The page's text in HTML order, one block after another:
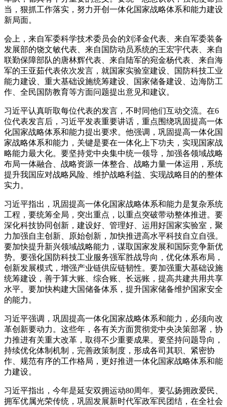
当，狠抓工作落实，努力开创一体化国家战略体系和能力建设
新局面。
会上，来自军委科学技术委员会的刘泽金代表、来自军委装备
发展部的饶文敏代表、来自国防动员系统的王宏宇代表、来自
联勤保障部队的唐林辉代表、来自陆军的宛金杨代表、来自海
军的王亚茹代表依次发言，就国家实验室建设、国防科技工业
能力建设、重大基础设施统筹建设、国家储备建设、边海防工
作、全民国防教育等方面问题提出意见和建议。
习近平认真听取每位代表的发言，不时同他们互动交流。在6
位代表发言后，习近平发表重要讲话，重点围绕巩固提高一体
化国家战略体系和能力提出要求。他强调，巩固提高一体化国
家战略体系和能力，关键是要在一体化上下功夫，实现国家战
略能力最大化。要坚持党中央集中统一领导，加强各领域战略
布局一体融合、战略资源一体整合、战略力量一体运用，系统
提升我国应对战略风险、维护战略利益、实现战略目的的整体
实力。
习近平指出，巩固提高一体化国家战略体系和能力是复杂系统
工程，要统筹全局，突出重点，以重点突破带动整体推进。要
深化科技协同创新，建设好、管理好、运用好国家实验室，聚
力加强自主创新、原始创新，加快推进高水平科技自立自强。
要加快提升新兴领域战略能力，谋取国家发展和国际竞争新优
势。要强化国防科技工业服务强军胜战导向，优化体系布局，
创新发展模式，增强产业链供应链韧性。要加强重大基础设施
统筹建设，善于算大账、综合账、长远账，提高共建共用共享
水平。要加快构建大国储备体系，提升国家储备维护国家安全
的能力。
习近平强调，巩固提高一体化国家战略体系和能力，必须向改
革创新要动力。这些年，各有关方面贯彻党中央决策部署，协
力推进有关重大改革，取得不少重要成果。要坚持问题导向，
持续优化体制机制，完善政策制度，形成各司其职、紧密协
作、规范有序的工作格局，更好推进一体化国家战略体系和能
力建设。
习近平指出，今年是延安双拥运动80周年。要弘扬拥政爱民、
拥军优属光荣传统，巩固发展新时代军政军民团结，在全社会